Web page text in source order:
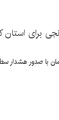
برای
با صدور